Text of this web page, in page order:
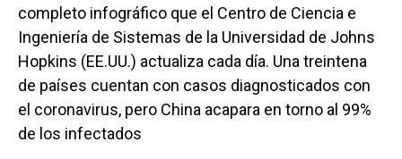
completo infográfico que el Centro de Ciencia e
Ingeniería de Sistemas de la Universidad de Johns
Hopkins (EE.UU.) actualiza cada día. Una treintena
de países cuentan con casos diagnosticados con
el coronavirus, pero China acapara en torno al 99%
de los infectados